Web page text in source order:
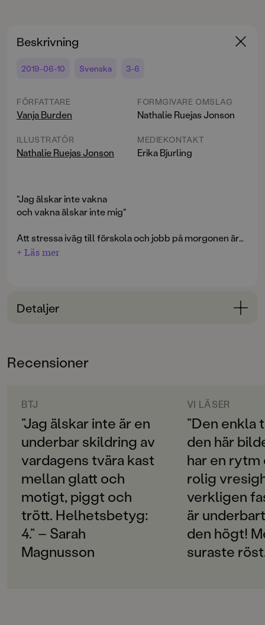
Beskrivning
2019-06-10 Svenska 3-6
FÖRFATTARE
Vanja Burden
ILLUSTRATÖR
Nathalie Ruejas Jonson
FORMGIVARE OMSLAG
Nathalie Ruejas Jonson
MEDIEKONTAKT
Erika Bjurling
"Jag älskar inte vakna
och vakna älskar inte mig"
Att stressa iväg till förskola och jobb på morgonen är
något som många kan känna igen sig i. Och man kanske
vara färdig att gå. Men om man har tur finns en älskad
kompis på förskolan och allt blir bra till slut!
alla morgontrötta barn och deras vuxna. Finstämt
humoristiskt om dåligt morgonhumör, vardagskaos
+ Läs mer
Detaljer
3-6
Svenska
SPRÅK
Svenska
PUBLICERINGSDATUM
2019-06-10
Produktion
PAPPER
Arctic Matt
Recensioner
BTJ
”Jag älskar inte är en
underbar skildring av
vardagens tvära kast
mellan glatt och
motigt, piggt och
trött. Helhetsbetyg:
4.” – Sarah
Magnusson
VI LÄSER
”Den enkla
den här
har en rytm
rolig
verkligen
är
den högt!
suraste